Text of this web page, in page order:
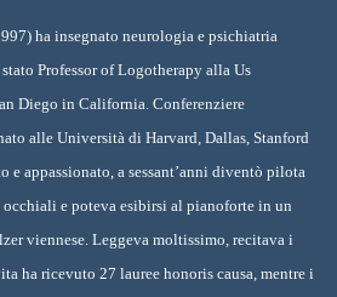
ha insegnato neurologia e psichiatria
Professor of Logotherapy alla Us
Diego in California. Conferenziere
alle Università di Harvard, Dallas, Stanford
e appassionato, a sessant’anni diventò pilota
occhiali e poteva esibirsi al pianoforte in un
viennese. Leggeva moltissimo, recitava i
ha ricevuto 27 lauree honoris causa, mentre i